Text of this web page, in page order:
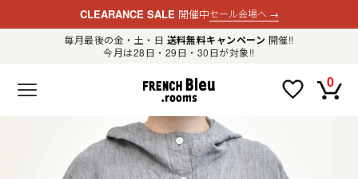
CLEARANCE SALE 開催中セール会場へ →
毎月最後の金・土・日 送料無料キャンペーン 開催!!
今月は28日・29日・30日が対象!!
F
R
N
C
H
B
l
e
0
ログイン